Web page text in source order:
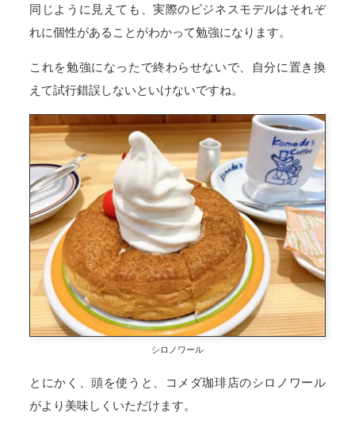
同じように見えても、実際のビジネスモデルはそれぞ
れに個性があることがわかって勉強になります。
これを勉強になったで終わらせないで、自分に置き換
えて試行錯誤しないといけないですね。
シロノワール
とにかく、頭を使うと、コメダ珈琲店のシロノワール
がより美味しくいただけます。